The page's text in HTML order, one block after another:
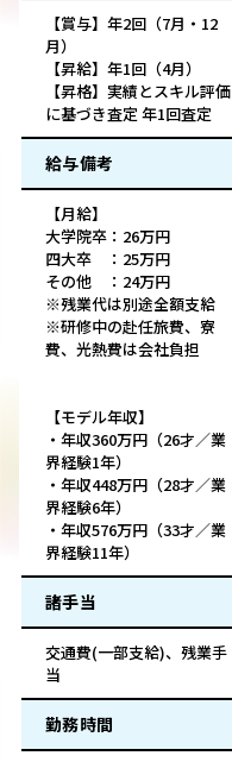
【賞与】年2回（7月・12
月）
【昇給】年1回（4月）
【昇格】実績とスキル評価
に基づき査定 年1回査定
給与備考
【月給】
大学院卒：26万円
四大卒 ：25万円
その他 ：24万円
※残業代は別途全額支給
※研修中の赴任旅費、寮
費、光熱費は会社負担
【モデル年収】
・年収360万円（26才／業
界経験1年）
・年収448万円（28才／業
界経験6年）
・年収576万円（33才／業
界経験11年）
諸手当
交通費(一部支給)、残業手
当
勤務時間